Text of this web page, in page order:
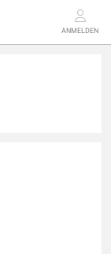
ANMELDEN